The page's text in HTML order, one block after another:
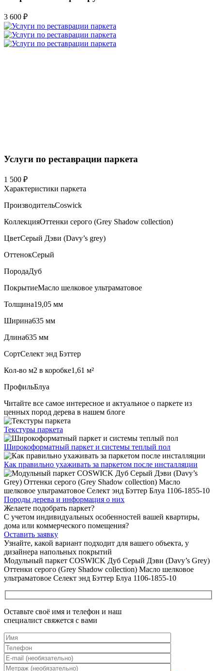
3 600 ₽
Услуги по реставрации паркета
1 500 ₽
Характеристики паркета
ПроизводительCoswick
КоллекцияОттенки серого (Grеy Shadow collection)
ЦветСерый Дэви (Davy’s grey)
ОттенокСерый
ПородаДуб
ПокрытиеМасло шелковое ультраматовое
Толщина19,05 мм
Ширина635 мм
Длина635 мм
СортСелект энд Бэттер
Кол-во м2 в коробке1,61 м²
ПрофильБлуа
Читайте все самое интересное и актуальное о паркете из
ценных пород дерева в нашем блоге
Текстуры паркета
Широкоформатный паркет и системы теплый пол
Как правильно ухаживать за паркетом после инсталляции
Породы дерева и информация о них
Желаете подобрать паркет?
С учетом индивидуальных особенностей вашей квартиры,
дома или коммерческого помещения?
Оставить заявку
Узнайте, какой вариант подходит для вашего объекта, у
дизайнера напольных покрытий
Модульный паркет COSWICK Дуб Серый Дэви (Davy’s Grey)
Оттенки серого (Grеy Shadow collection) Масло шелковое
ультраматовое Селект энд Бэттер Блуа 1106-1855-10
Оставьте своё имя и телефон и наш
специалист свяжется с вами